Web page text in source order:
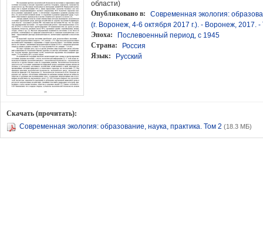
области)
Опубликовано в:
Современная экология:
(г. Воронеж, 4-6 октября 2017 г.). - Воронеж, 2017.
Эпоха:
Послевоенный период, с 1945
Страна:
Россия
Язык:
Русский
Скачать (прочитать):
Современная экология: образование, наука, практика. Том 2 (18.3 МБ)